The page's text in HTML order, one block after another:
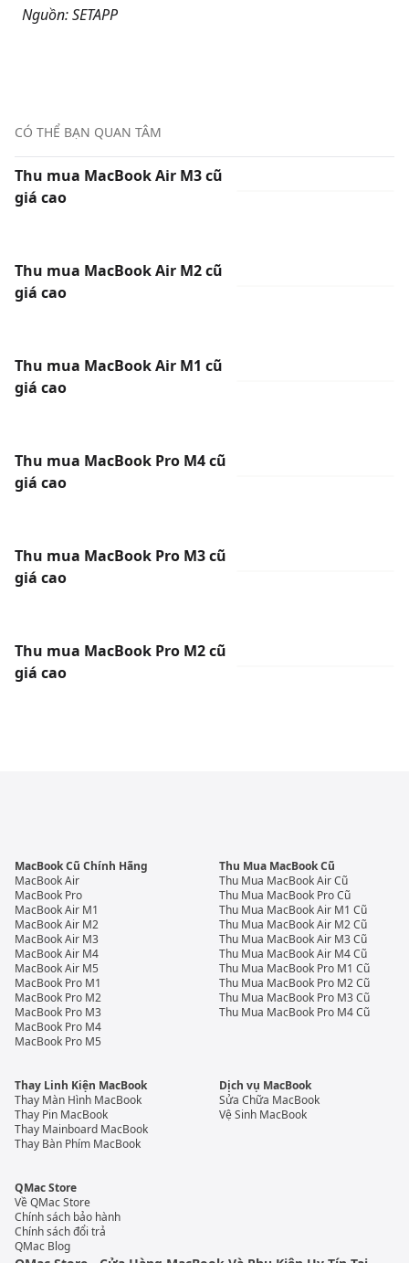
Nguồn:SETAPP
CÓ THỂ BẠN QUAN TÂM
Thu mua MacBook Air M3 cũ
giá cao
Thu mua MacBook Air M2 cũ
giá cao
Thu mua MacBook Air M1 cũ
giá cao
Thu mua MacBook Pro M4 cũ
giá cao
Thu mua MacBook Pro M3 cũ
giá cao
Thu mua MacBook Pro M2 cũ
giá cao
MacBook Cũ Chính Hãng
MacBook Air
MacBook Pro
MacBook Air M1
MacBook Air M2
MacBook Air M3
MacBook Air M4
MacBook Air M5
MacBook Pro M1
MacBook Pro M2
MacBook Pro M3
MacBook Pro M4
MacBook Pro M5
Thu Mua MacBook Cũ
Thu Mua MacBook Air Cũ
Thu Mua MacBook Pro Cũ
Thu Mua MacBook Air M1 Cũ
Thu Mua MacBook Air M2 Cũ
Thu Mua MacBook Air M3 Cũ
Thu Mua MacBook Air M4 Cũ
Thu Mua MacBook Pro M1 Cũ
Thu Mua MacBook Pro M2 Cũ
Thu Mua MacBook Pro M3 Cũ
Thu Mua MacBook Pro M4 Cũ
Thay Linh Kiện MacBook
Thay Màn Hình MacBook
Thay Pin MacBook
Thay Mainboard MacBook
Thay Bàn Phím MacBook
Dịch vụ MacBook
Sửa Chữa MacBook
Vệ Sinh MacBook
QMac Store
Về QMac Store
Chính sách bảo hành
Chính sách đổi trả
QMac Blog